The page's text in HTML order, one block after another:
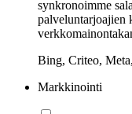
synkronoimme
palveluntarjoajien
Bing, Criteo,
Markkinointi